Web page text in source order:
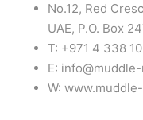
No.12, Red
UAE, P.O. Box
T: +971 4 338
E:
W: